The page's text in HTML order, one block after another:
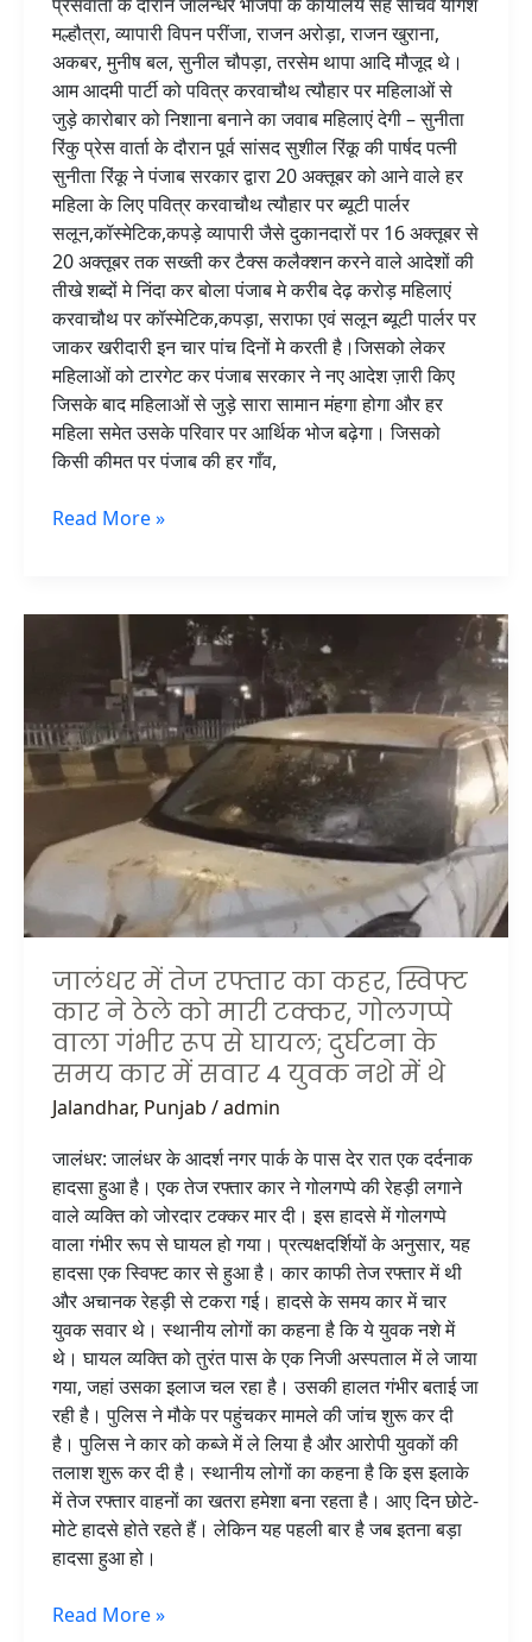
मल्हौत्रा, व्यापारी विपन परींजा, राजन अरोड़ा, राजन खुराना,
अकबर, मुनीष बल, सुनील चौपड़ा, तरसेम थापा आदि मौजूद थे।
आम आदमी पार्टी को पवित्र करवाचौथ त्यौहार पर महिलाओं से
जुड़े कारोबार को निशाना बनाने का जवाब महिलाएं देगी – सुनीता
रिंकु प्रेस वार्ता के दौरान पूर्व सांसद सुशील रिंकू की पार्षद पत्नी
सुनीता रिंकू ने पंजाब सरकार द्वारा 20 अक्तूबर को आने वाले हर
महिला के लिए पवित्र करवाचौथ त्यौहार पर ब्यूटी पार्लर
सलून,कॉस्मेटिक,कपड़े व्यापारी जैसे दुकानदारों पर 16 अक्तूबर से
20 अक्तूबर तक सख्ती कर टैक्स कलैक्शन करने वाले आदेशों की
तीखे शब्दों मे निंदा कर बोला पंजाब मे करीब देढ़ करोड़ महिलाएं
करवाचौथ पर कॉस्मेटिक,कपड़ा, सराफा एवं सलून ब्यूटी पार्लर पर
जाकर खरीदारी इन चार पांच दिनों मे करती है।जिसको लेकर
महिलाओं को टारगेट कर पंजाब सरकार ने नए आदेश ज़ारी किए
जिसके बाद महिलाओं से जुड़े सारा सामान मंहगा होगा और हर
महिला समेत उसके परिवार पर आर्थिक भोज बढ़ेगा। जिसको
किसी कीमत पर पंजाब की हर गाँव,
Read More »
जालंधर में तेज रफ्तार का कहर, स्विफ्ट
कार ने ठेले को मारी टक्कर, गोलगप्पे
वाला गंभीर रूप से घायल; दुर्घटना के
समय कार में सवार 4 युवक नशे में थे
Jalandhar, Punjab /admin
जालंधर: जालंधर के आदर्श नगर पार्क के पास देर रात एक दर्दनाक
हादसा हुआ है। एक तेज रफ्तार कार ने गोलगप्पे की रेहड़ी लगाने
वाले व्यक्ति को जोरदार टक्कर मार दी। इस हादसे में गोलगप्पे
वाला गंभीर रूप से घायल हो गया। प्रत्यक्षदर्शियों के अनुसार, यह
हादसा एक स्विफ्ट कार से हुआ है। कार काफी तेज रफ्तार में थी
और अचानक रेहड़ी से टकरा गई। हादसे के समय कार में चार
युवक सवार थे। स्थानीय लोगों का कहना है कि ये युवक नशे में
थे। घायल व्यक्ति को तुरंत पास के एक निजी अस्पताल में ले जाया
गया, जहां उसका इलाज चल रहा है। उसकी हालत गंभीर बताई जा
रही है। पुलिस ने मौके पर पहुंचकर मामले की जांच शुरू कर दी
है। पुलिस ने कार को कब्जे में ले लिया है और आरोपी युवकों की
तलाश शुरू कर दी है। स्थानीय लोगों का कहना है कि इस इलाके
में तेज रफ्तार वाहनों का खतरा हमेशा बना रहता है। आए दिन छोटे-
मोटे हादसे होते रहते हैं। लेकिन यह पहली बार है जब इतना बड़ा
हादसा हुआ हो।
का
कहर,
स्विफ्ट
ने
को
मारी
टक्कर,
गोलगप्पे
वाला
गंभीर
रूप
से
दुर्घटना
के
समय
कार
में
सवार
4
युवक
नशे
में
थे
Read More »